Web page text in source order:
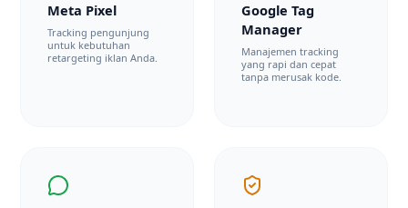
Meta Pixel
Tracking pengunjung
untuk kebutuhan
retargeting iklan Anda.
Google Tag
Manager
Manajemen tracking
yang rapi dan cepat
tanpa merusak kode.